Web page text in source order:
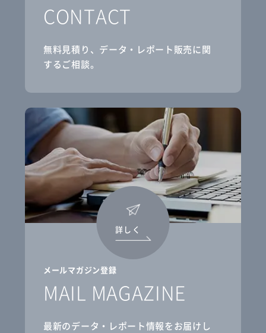
CONTACT
無料見積り、データ・レポート販売に関
するご相談。
メールマガジン登録
MAIL MAGAZINE
最新のデータ・レポート情報をお届けし
詳しく